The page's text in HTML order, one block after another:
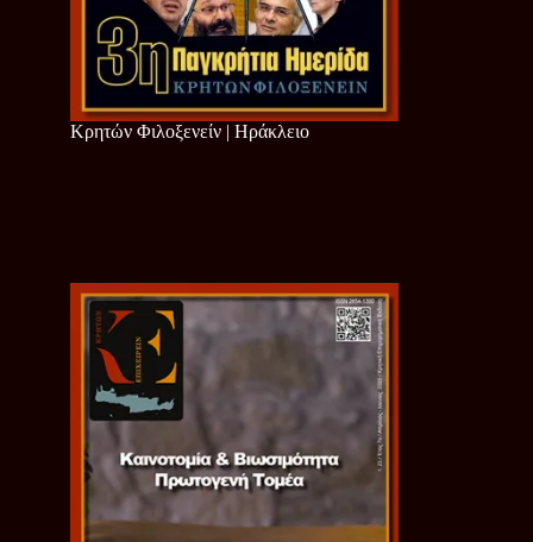
Κρητών Φιλοξενείν | Ηράκλειο